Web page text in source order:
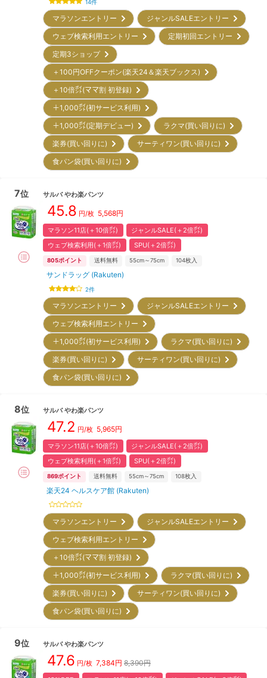
14件
マラソンエントリー
ジャンルSALEエントリー
ウェブ検索利用エントリー
定期初回エントリー
定期3ショップ
＋100円OFFクーポン(楽天24＆楽天ブックス)
＋10倍㌽(ママ割 初登録)
＋1,000㌽(初サービス利用)
＋1,000㌽(定期デビュー)
ラクマ(買い回りに)
楽券(買い回りに)
サーティワン(買い回りに)
食パン袋(買い回りに)
7位 サルバ やわ楽パンツ
45.8 円/枚 5,568円
マラソン11店(＋10倍㌽)
ジャンルSALE(＋2倍㌽)
ウェブ検索利用(＋1倍㌽)
SPU(＋2倍㌽)
805ポイント 送料無料 55cm～75cm 104枚入
サンドラッグ (Rakuten)
2件
マラソンエントリー
ジャンルSALEエントリー
ウェブ検索利用エントリー
＋1,000㌽(初サービス利用)
ラクマ(買い回りに)
楽券(買い回りに)
サーティワン(買い回りに)
食パン袋(買い回りに)
8位 サルバ やわ楽パンツ
47.2 円/枚 5,965円
マラソン11店(＋10倍㌽)
ジャンルSALE(＋2倍㌽)
ウェブ検索利用(＋1倍㌽)
SPU(＋2倍㌽)
869ポイント 送料無料 55cm～75cm 108枚入
楽天24 ヘルスケア館 (Rakuten)
マラソンエントリー
ジャンルSALEエントリー
ウェブ検索利用エントリー
＋10倍㌽(ママ割 初登録)
＋1,000㌽(初サービス利用)
ラクマ(買い回りに)
楽券(買い回りに)
サーティワン(買い回りに)
食パン袋(買い回りに)
9位 サルバ やわ楽パンツ
47.6 円/枚 7,384円 8,390円